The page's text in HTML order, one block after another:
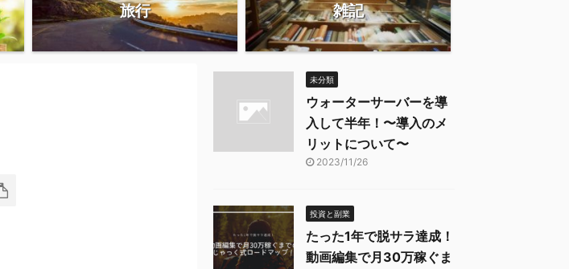
旅行 雑記
未分類
ウォーターサーバーを導
入して半年！〜導入のメ
リットについて〜
2023/11/26
投資と副業
たった1年で脱サラ達成！
動画編集で月30万稼ぐま